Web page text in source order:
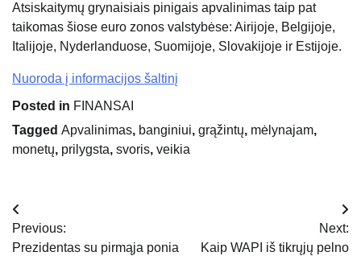
Atsiskaitymų grynaisiais pinigais apvalinimas taip pat
taikomas šiose euro zonos valstybėse: Airijoje, Belgijoje,
Italijoje, Nyderlanduose, Suomijoje, Slovakijoje ir Estijoje.
Nuoroda į informacijos šaltinį
Posted in FINANSAI
Tagged Apvalinimas, banginiui, grąžintų, mėlynajam,
monetų, prilygsta, svoris, veikia
Navigacija
tarp
Previous:
Prezidentas su pirmąja ponia
Next:
Kaip WAPI iš tikrųjų pelno